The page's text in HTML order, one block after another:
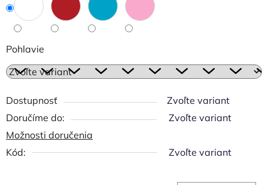
Pohlavie
Dostupnosť
Zvoľte variant
Zvoľte variant
Možnosti doručenia
Kód:
Zvoľte variant